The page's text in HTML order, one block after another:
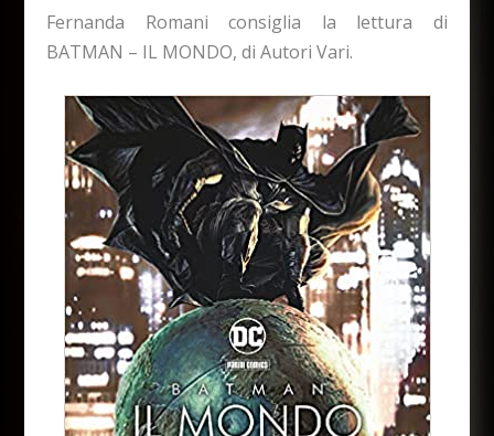
Fernanda Romani consiglia la lettura di
BATMAN – IL MONDO, di Autori Vari.